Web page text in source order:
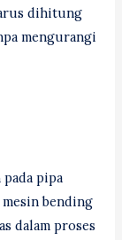
dihitung
mengurangi
pipa
mesin bending
dalam proses